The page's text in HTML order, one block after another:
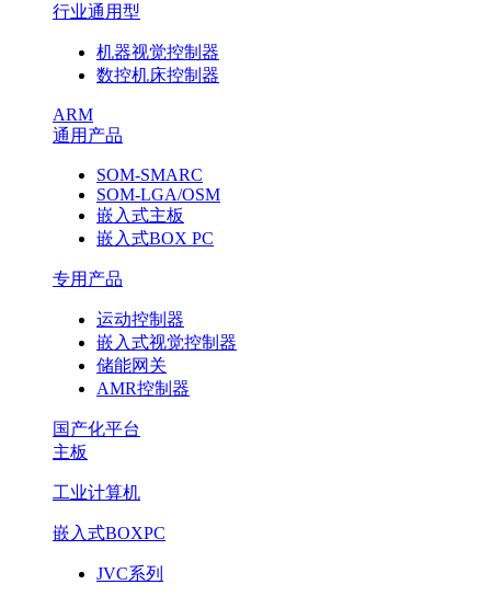
行业通用型
机器视觉控制器
数控机床控制器
ARM
通用产品
SOM-SMARC
SOM-LGA/OSM
嵌入式主板
嵌入式BOX PC
专用产品
运动控制器
嵌入式视觉控制器
储能网关
AMR控制器
国产化平台
主板
工业计算机
嵌入式BOXPC
JVC系列